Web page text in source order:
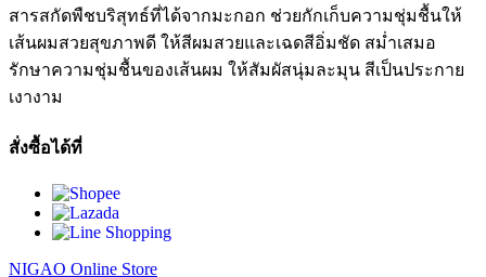
สารสกัดพืชบริสุทธ์ที่ได้จากมะกอก ช่วยกักเก็บความชุ่มชื้นให้
เส้นผมสวยสุขภาพดี ให้สีผมสวยและเฉดสีอิ่มชัด สม่ำเสมอ
รักษาความชุ่มชื้นของเส้นผม ให้สัมผัสนุ่มละมุน สีเป็นประกาย
เงางาม
สั่งซื้อได้ที่
NIGAO Online Store